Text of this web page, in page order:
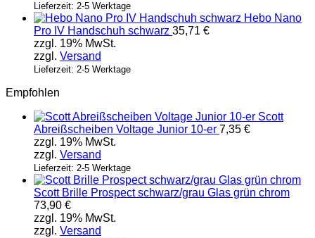
Lieferzeit: 2-5 Werktage
Hebo Nano
Pro IV Handschuh schwarz 35,71 €
zzgl. 19% MwSt.
zzgl. Versand
Lieferzeit: 2-5 Werktage
Empfohlen
Scott
Abreißscheiben Voltage Junior 10-er 7,35 €
zzgl. 19% MwSt.
zzgl. Versand
Lieferzeit: 2-5 Werktage
Scott Brille Prospect schwarz/grau Glas grün chrom
73,90 €
zzgl. 19% MwSt.
zzgl. Versand